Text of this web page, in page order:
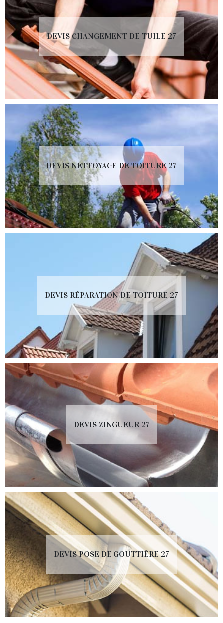
DEVIS CHANGEMENT DE TUILE 27
DEVIS NETTOYAGE DE TOITURE 27
DEVIS RÉPARATION DE TOITURE 27
DEVIS ZINGUEUR 27
DEVIS POSE DE GOUTTIÈRE 27